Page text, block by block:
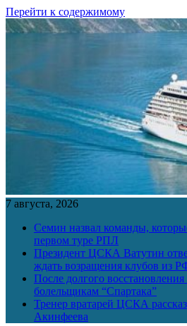
Перейти к содержимому
7 августа, 2026
Семин назвал команды,
первом туре РПЛ
Президент ЦСКА Ватутин
ждать возращения клубов из
После долгого
болельщикам “Спартака”
Тренер вратарей ЦСКА
Акинфеева